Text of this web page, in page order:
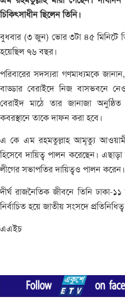
চিকিৎসাধীন ছিলেন তিনি।
বুধবার (৩ জুন) ভোর ৩টা ৪৫ মিনিটে
হয়েছিল ৭৬ বছর।
পরিবারের সদস্যরা গণমাধ্যমকে
বাড্ডার বেরাইদে নিজ বাসভবনে
বেরাইদ মাঠে তার জানাজা
কবরস্থানে তাকে দাফন করা হবে।
এ কে এম রহমতুল্লাহ আমৃত্যু আওয়ামী
হিসেবে দায়িত্ব পালন করেছেন।
লীগের সভাপতির দায়িত্বও পালন করেন।
দীর্ঘ রাজনৈতিক জীবনে তিনি
নির্বাচিত হয়ে জাতীয় সংসদে
এএইচ